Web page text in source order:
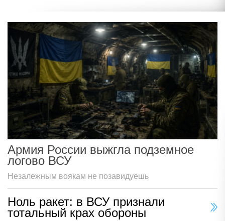
Армия России выжгла подземное
логово ВСУ
Незалежным воякам не позавидуешь
Ноль ракет: в ВСУ признали
тотальный крах обороны